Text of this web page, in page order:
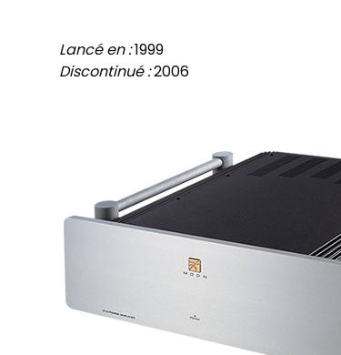
Lancé en :1999
Discontinué :2006